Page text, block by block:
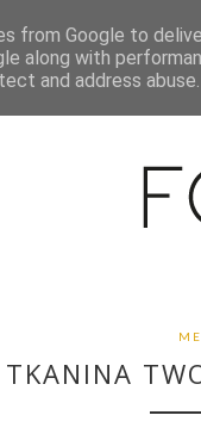
BLOG O
TKANINA
from Google to
along with
and address abuse.